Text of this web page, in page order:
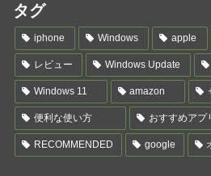
タグ
iphone Windows apple
レビュー Windows Update
Windows 11 amazon
便利な使い方 おすすめアプ
RECOMMENDED google